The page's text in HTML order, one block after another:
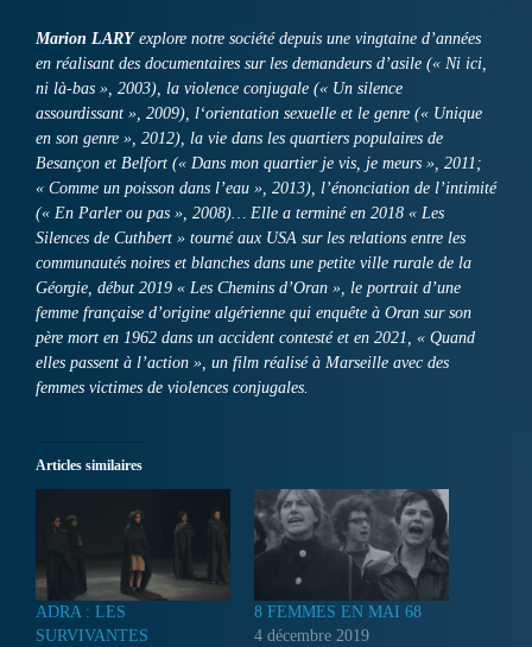
Marion LARYexplore notre société depuis une vingtaine d’années
en réalisant des documentaires sur les demandeurs d’asile (« Ni ici,
ni là-bas », 2003), la violence conjugale (« Un silence
assourdissant », 2009), l‘orientation sexuelle et le genre (« Unique
en son genre », 2012), la vie dans les quartiers populaires de
Besançon et Belfort (« Dans mon quartier je vis, je meurs », 2011;
« Comme un poisson dans l’eau », 2013), l’énonciation de l’intimité
(« En Parler ou pas », 2008)… Elle a terminé en 2018 « Les
Silences de Cuthbert » tourné aux USA sur les relations entre les
communautés noires et blanches dans une petite ville rurale de la
Géorgie, début 2019 « Les Chemins d’Oran », le portrait d’une
femme française d’origine algérienne qui enquête à Oran sur son
père mort en 1962 dans un accident contesté et en 2021, « Quand
elles passent à l’action », un film réalisé à Marseille avec des
femmes victimes de violences conjugales.
Articles similaires
ADRA : LES
SURVIVANTES
8 FEMMES EN MAI 68
4 décembre 2019